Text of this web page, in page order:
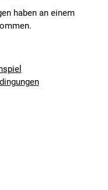
haben an einem